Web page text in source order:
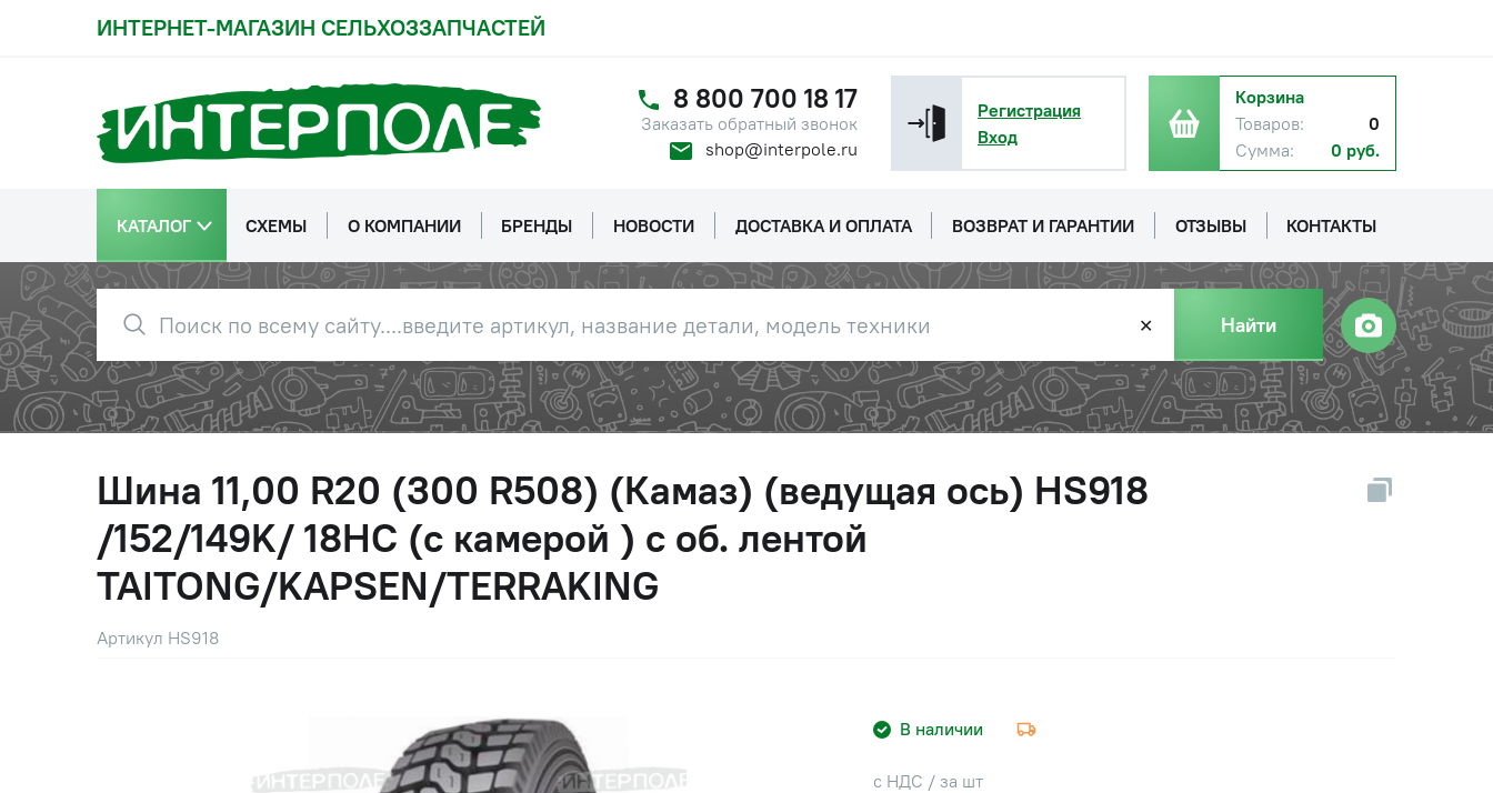
ИНТЕРНЕТ-МАГАЗИН СЕЛЬХОЗЗАПЧАСТЕЙ
8 800 700 18 17
Заказать обратный звонок
shop@interpole.ru
Регистрация
Вход
Корзина
Товаров:
0
Сумма:
0 руб.
КАТАЛОГ СХЕМЫ О КОМПАНИИ БРЕНДЫ НОВОСТИ ДОСТАВКА И ОПЛАТА ВОЗВРАТ И ГАРАНТИИ ОТЗЫВЫ КОНТАКТЫ
✕ Найти
Шина 11,00 R20 (300 R508) (Камаз) (ведущая ось) HS918
/152/149K/ 18НС (с камерой ) с об. лентой
TAITONG/KAPSEN/TERRAKING
Артикул HS918
В наличии
с НДС / за шт